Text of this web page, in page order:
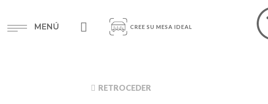
MENÚ CREE SU MESA IDEAL
RETROCEDER